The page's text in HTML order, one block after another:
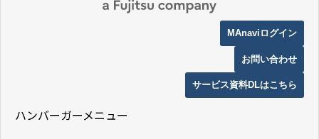
MAnaviログイン
お問い合わせ
サービス資料DLはこちら
ハンバーガーメニュー